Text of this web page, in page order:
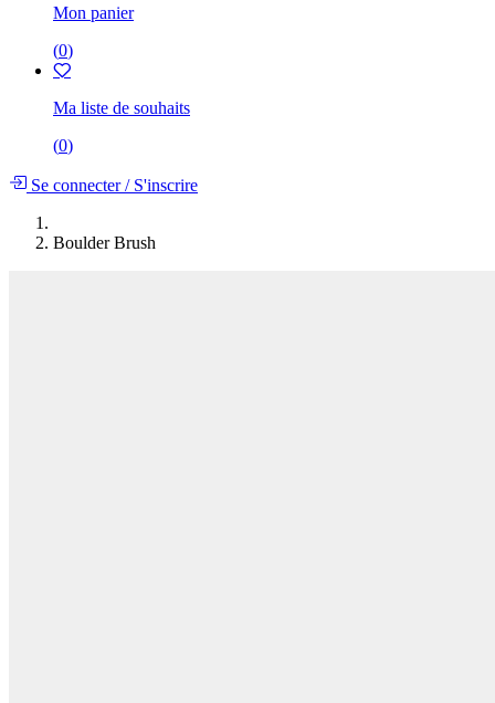
Mon panier
(0)
Ma liste de souhaits
(0)
Se connecter/S'inscrire
Boulder Brush